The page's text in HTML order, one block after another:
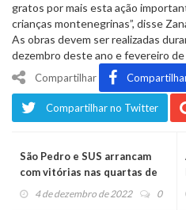
gratos por mais esta ação
crianças montenegrinas”, disse
As obras devem ser realizadas
dezembro deste ano e fevereiro
Compartilhar
Compartilhar no Twitter
São Pedro e SUS arrancam
com vitórias nas quartas de
final do Integração/Liserf
4 de dezembro de 2022 0